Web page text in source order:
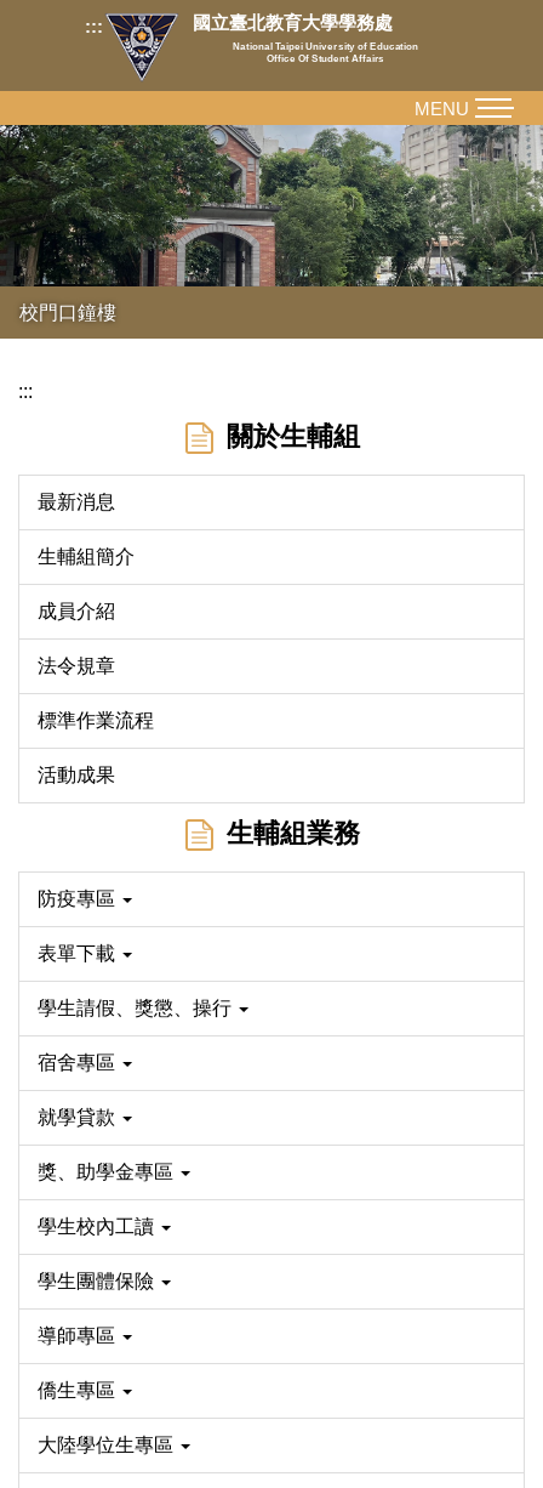
內
容
區
::: 國立臺北教育大學學務處
National Taipei University of Education
Office Of Student Affairs
校門口鐘樓
MENU
:::
關於生輔組
最新消息
生輔組簡介
成員介紹
法令規章
標準作業流程
活動成果
生輔組業務
防疫專區
表單下載
學生請假、獎懲、操行
宿舍專區
就學貸款
獎、助學金專區
學生校內工讀
學生團體保險
導師專區
僑生專區
大陸學位生專區